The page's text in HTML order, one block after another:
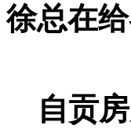
徐总在
自贡